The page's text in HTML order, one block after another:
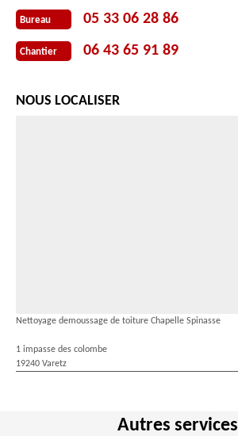
Bureau 05 33 06 28 86
Chantier 06 43 65 91 89
NOUS LOCALISER
Nettoyage demoussage de toiture Chapelle Spinasse
1 impasse des colombe
19240 Varetz
Autres services